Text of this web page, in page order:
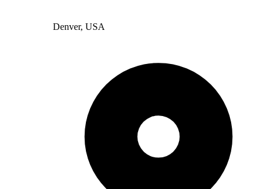
Denver, USA